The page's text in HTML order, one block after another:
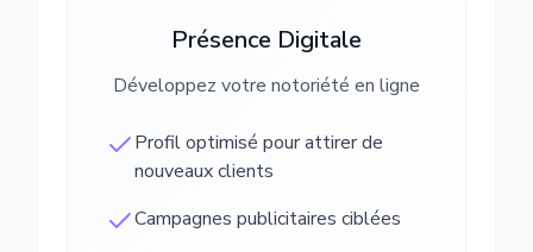
Présence Digitale
Développez votre notoriété en ligne
Profil optimisé pour attirer de
nouveaux clients
Campagnes publicitaires ciblées